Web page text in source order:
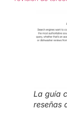
La guía
reseñas